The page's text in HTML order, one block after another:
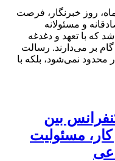
روز خبرنگار، فرصت
و مسئولانه
که با تعهد و دغدغه‌
بر می‌دارند. رسالت
محدود نمی‌شود، بلکه با
بین
مسئولیت